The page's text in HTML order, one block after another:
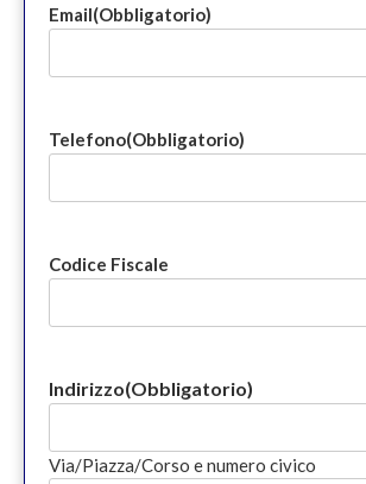
Email(Obbligatorio)
Telefono(Obbligatorio)
Codice Fiscale
Indirizzo(Obbligatorio)
Via/Piazza/Corso e numero civico